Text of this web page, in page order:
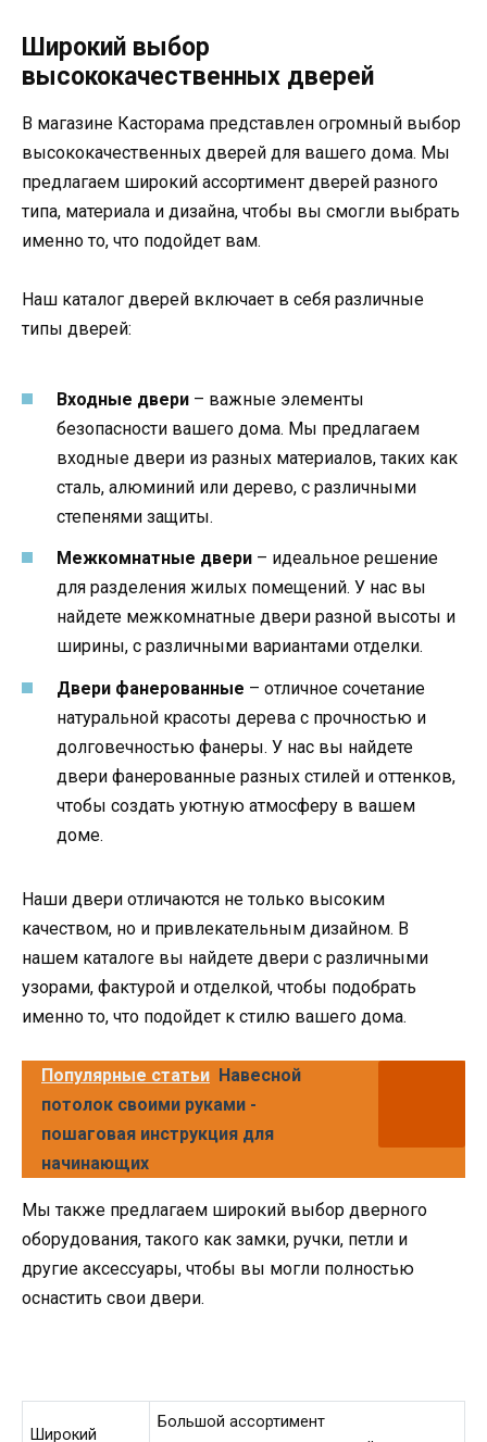
Широкий выбор
высококачественных дверей
В магазине Касторама представлен огромный выбор
высококачественных дверей для вашего дома. Мы
предлагаем широкий ассортимент дверей разного
типа, материала и дизайна, чтобы вы смогли выбрать
именно то, что подойдет вам.
Наш каталог дверей включает в себя различные
типы дверей:
Входные двери – важные элементы
безопасности вашего дома. Мы предлагаем
входные двери из разных материалов, таких как
сталь, алюминий или дерево, с различными
степенями защиты.
Межкомнатные двери – идеальное решение
для разделения жилых помещений. У нас вы
найдете межкомнатные двери разной высоты и
ширины, с различными вариантами отделки.
Двери фанерованные – отличное сочетание
натуральной красоты дерева с прочностью и
долговечностью фанеры. У нас вы найдете
двери фанерованные разных стилей и оттенков,
чтобы создать уютную атмосферу в вашем
доме.
Наши двери отличаются не только высоким
качеством, но и привлекательным дизайном. В
нашем каталоге вы найдете двери с различными
узорами, фактурой и отделкой, чтобы подобрать
именно то, что подойдет к стилю вашего дома.
Популярные статьи Навесной
потолок своими руками -
пошаговая инструкция для
начинающих
Мы также предлагаем широкий выбор дверного
оборудования, такого как замки, ручки, петли и
другие аксессуары, чтобы вы могли полностью
оснастить свои двери.
Широкий
Большой ассортимент